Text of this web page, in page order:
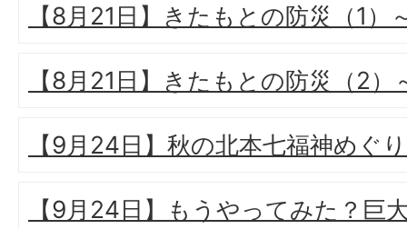
【8月21日】きたもとの防災（1）
【8月21日】きたもとの防災（2
【9月24日】秋の北本七福神めぐり
【9月24日】もうやってみた？巨